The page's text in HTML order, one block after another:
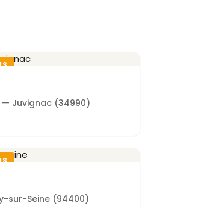
Juvignac (34990)
sur-Seine (94400)